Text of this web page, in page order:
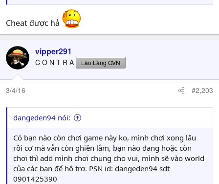
Cheat được hả
vipper291
C O N T R A Lão Làng GVN
3/4/16 #2,203
dangeden94 nói:
Có bạn nào còn chơi game này ko, mình chơi xong lâu
rồi cơ mà vẫn còn ghiền lắm, bạn nào đang hoặc còn
chơi thì add mình chơi chung cho vui, mình sẽ vào world
của các bạn để hô trợ. PSN id: dangeden94 sdt
0901425390